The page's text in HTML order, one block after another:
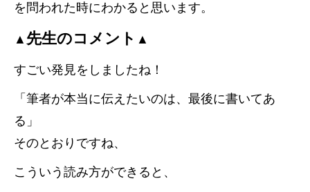
を問われた時にわかると思います。
▲ 先生のコメント ▲
すごい発見をしましたね！
「筆者が本当に伝えたいのは、最後に書いてあ
る」
そのとおりですね、
こういう読み方ができると、